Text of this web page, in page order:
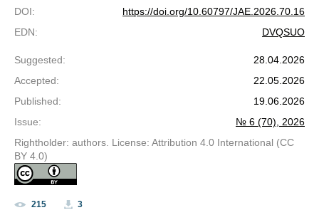
DOI:
https://doi.org/10.60797/JAE.2026.70.16
EDN: DVQSUO
Suggested:
28.04.2026
Accepted:
22.05.2026
Published:
19.06.2026
Issue:
№ 6 (70), 2026
Rightholder: authors. License: Attribution 4.0 International (CC
BY 4.0)
215 3